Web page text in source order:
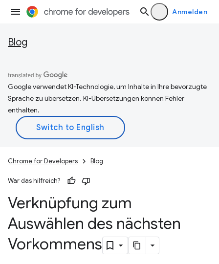
Anmelden
Blog
Google verwendet KI-Technologie, um Inhalte in Ihre bevorzugte
Sprache zu übersetzen. KI-Übersetzungen können Fehler
enthalten.
Chrome for Developers Blog
War das hilfreich?
Verknüpfung zum
Auswählen des nächsten
Vorkommens